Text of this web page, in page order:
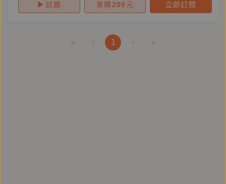
試聽 單購200 元 立即訂閱
« ‹ 1 › »